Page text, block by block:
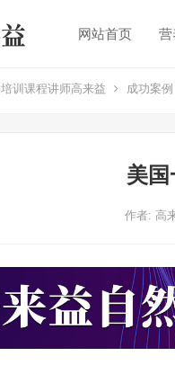
网站首页 营
训课程讲师高来益 成功案例
美
作者: 高